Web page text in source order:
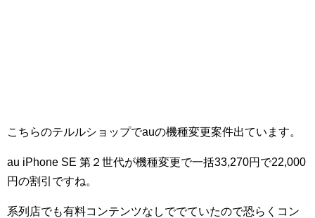
こちらのテルルショップでauの機種変更案件出ています。
au iPhone SE 第２世代が機種変更で一括33,270円で22,000
円の割引ですね。
系列店でも有料コンテンツなしででていたので恐らくコン